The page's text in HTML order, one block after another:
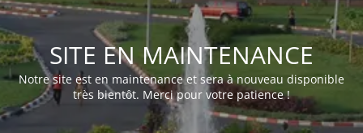
SITE EN MAINTENANCE
Notre site est en maintenance et sera à nouveau disponible
très bientôt. Merci pour votre patience !